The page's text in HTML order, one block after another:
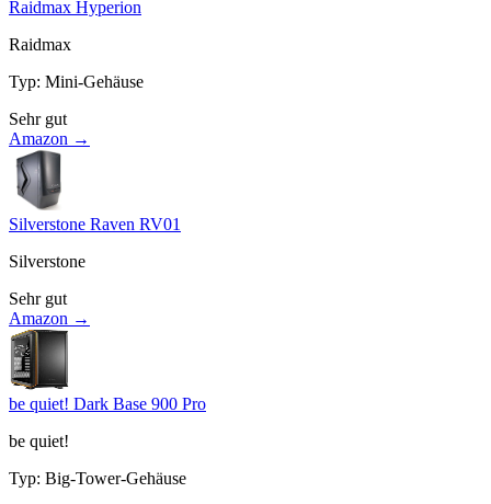
Raidmax Hyperion
Raidmax
Typ: Mini-Gehäuse
Sehr gut
Amazon →
Silverstone Raven RV01
Silverstone
Sehr gut
Amazon →
be quiet! Dark Base 900 Pro
be quiet!
Typ: Big-Tower-Gehäuse